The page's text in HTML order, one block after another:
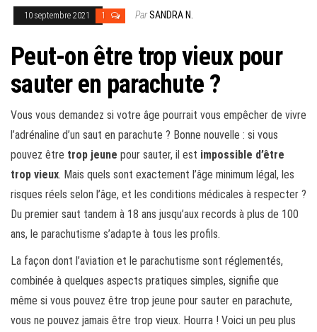
10 septembre 2021 1 ParSANDRA N.
Peut-on être trop vieux pour
sauter en parachute ?
Vous vous demandez si votre âge pourrait vous empêcher de vivre
l’adrénaline d’un saut en parachute ? Bonne nouvelle : si vous
pouvez être trop jeune pour sauter, il est impossible d’être
trop vieux. Mais quels sont exactement l’âge minimum légal, les
risques réels selon l’âge, et les conditions médicales à respecter ?
Du premier saut tandem à 18 ans jusqu’aux records à plus de 100
ans, le parachutisme s’adapte à tous les profils.
La façon dont l’aviation et le parachutisme sont réglementés,
combinée à quelques aspects pratiques simples, signifie que
même si vous pouvez être trop jeune pour sauter en parachute,
vous ne pouvez jamais être trop vieux. Hourra ! Voici un peu plus